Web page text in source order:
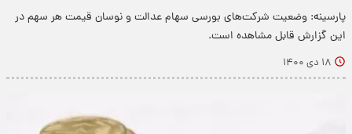
پارسینه: وضعیت شرکت‌های بورسی سهام عدالت و نوسان قیمت هر سهم در
این گزارش قابل مشاهده است.
۱۸ دی ۱۴۰۰